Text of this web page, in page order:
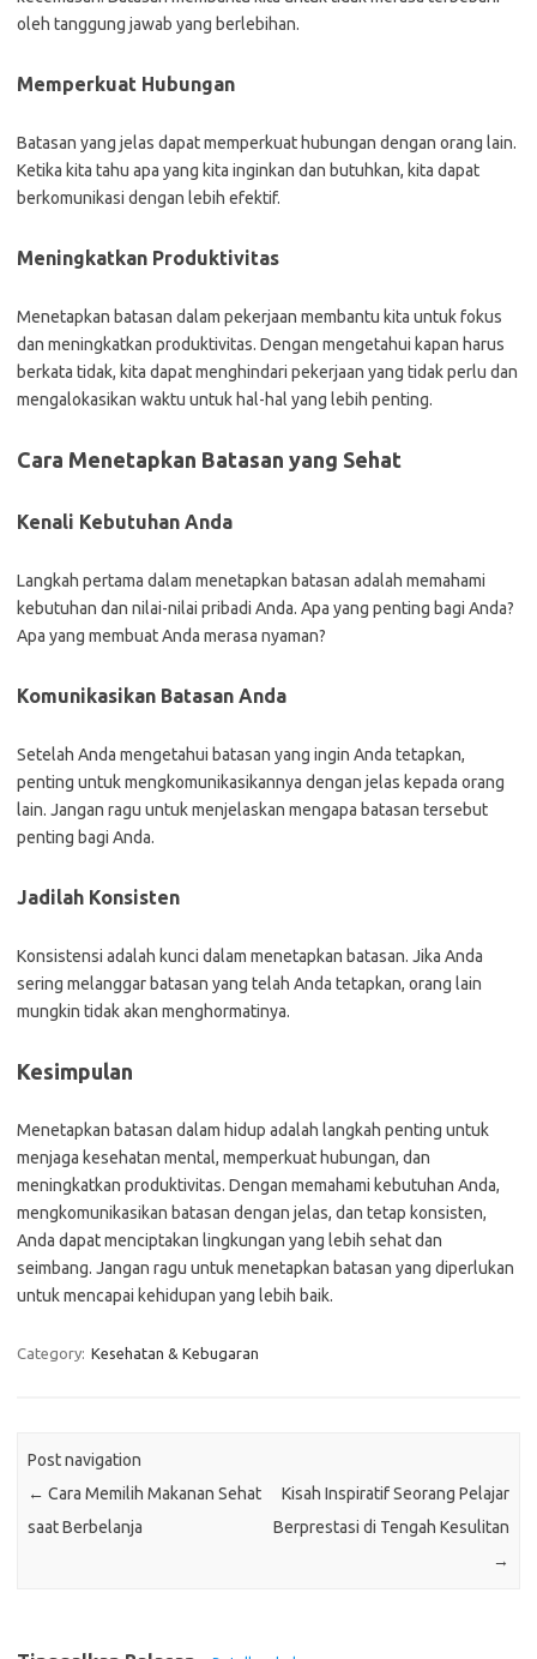
oleh tanggung jawab yang berlebihan.
Memperkuat Hubungan
Batasan yang jelas dapat memperkuat hubungan dengan orang lain.
Ketika kita tahu apa yang kita inginkan dan butuhkan, kita dapat
berkomunikasi dengan lebih efektif.
Meningkatkan Produktivitas
Menetapkan batasan dalam pekerjaan membantu kita untuk fokus
dan meningkatkan produktivitas. Dengan mengetahui kapan harus
berkata tidak, kita dapat menghindari pekerjaan yang tidak perlu dan
mengalokasikan waktu untuk hal-hal yang lebih penting.
Cara Menetapkan Batasan yang Sehat
Kenali Kebutuhan Anda
Langkah pertama dalam menetapkan batasan adalah memahami
kebutuhan dan nilai-nilai pribadi Anda. Apa yang penting bagi Anda?
Apa yang membuat Anda merasa nyaman?
Komunikasikan Batasan Anda
Setelah Anda mengetahui batasan yang ingin Anda tetapkan,
penting untuk mengkomunikasikannya dengan jelas kepada orang
lain. Jangan ragu untuk menjelaskan mengapa batasan tersebut
penting bagi Anda.
Jadilah Konsisten
Konsistensi adalah kunci dalam menetapkan batasan. Jika Anda
sering melanggar batasan yang telah Anda tetapkan, orang lain
mungkin tidak akan menghormatinya.
Kesimpulan
Menetapkan batasan dalam hidup adalah langkah penting untuk
menjaga kesehatan mental, memperkuat hubungan, dan
meningkatkan produktivitas. Dengan memahami kebutuhan Anda,
mengkomunikasikan batasan dengan jelas, dan tetap konsisten,
Anda dapat menciptakan lingkungan yang lebih sehat dan
seimbang. Jangan ragu untuk menetapkan batasan yang diperlukan
untuk mencapai kehidupan yang lebih baik.
Category: Kesehatan & Kebugaran
Post navigation
← Cara Memilih Makanan Sehat
saat Berbelanja
Kisah Inspiratif Seorang Pelajar
Berprestasi di Tengah Kesulitan
→